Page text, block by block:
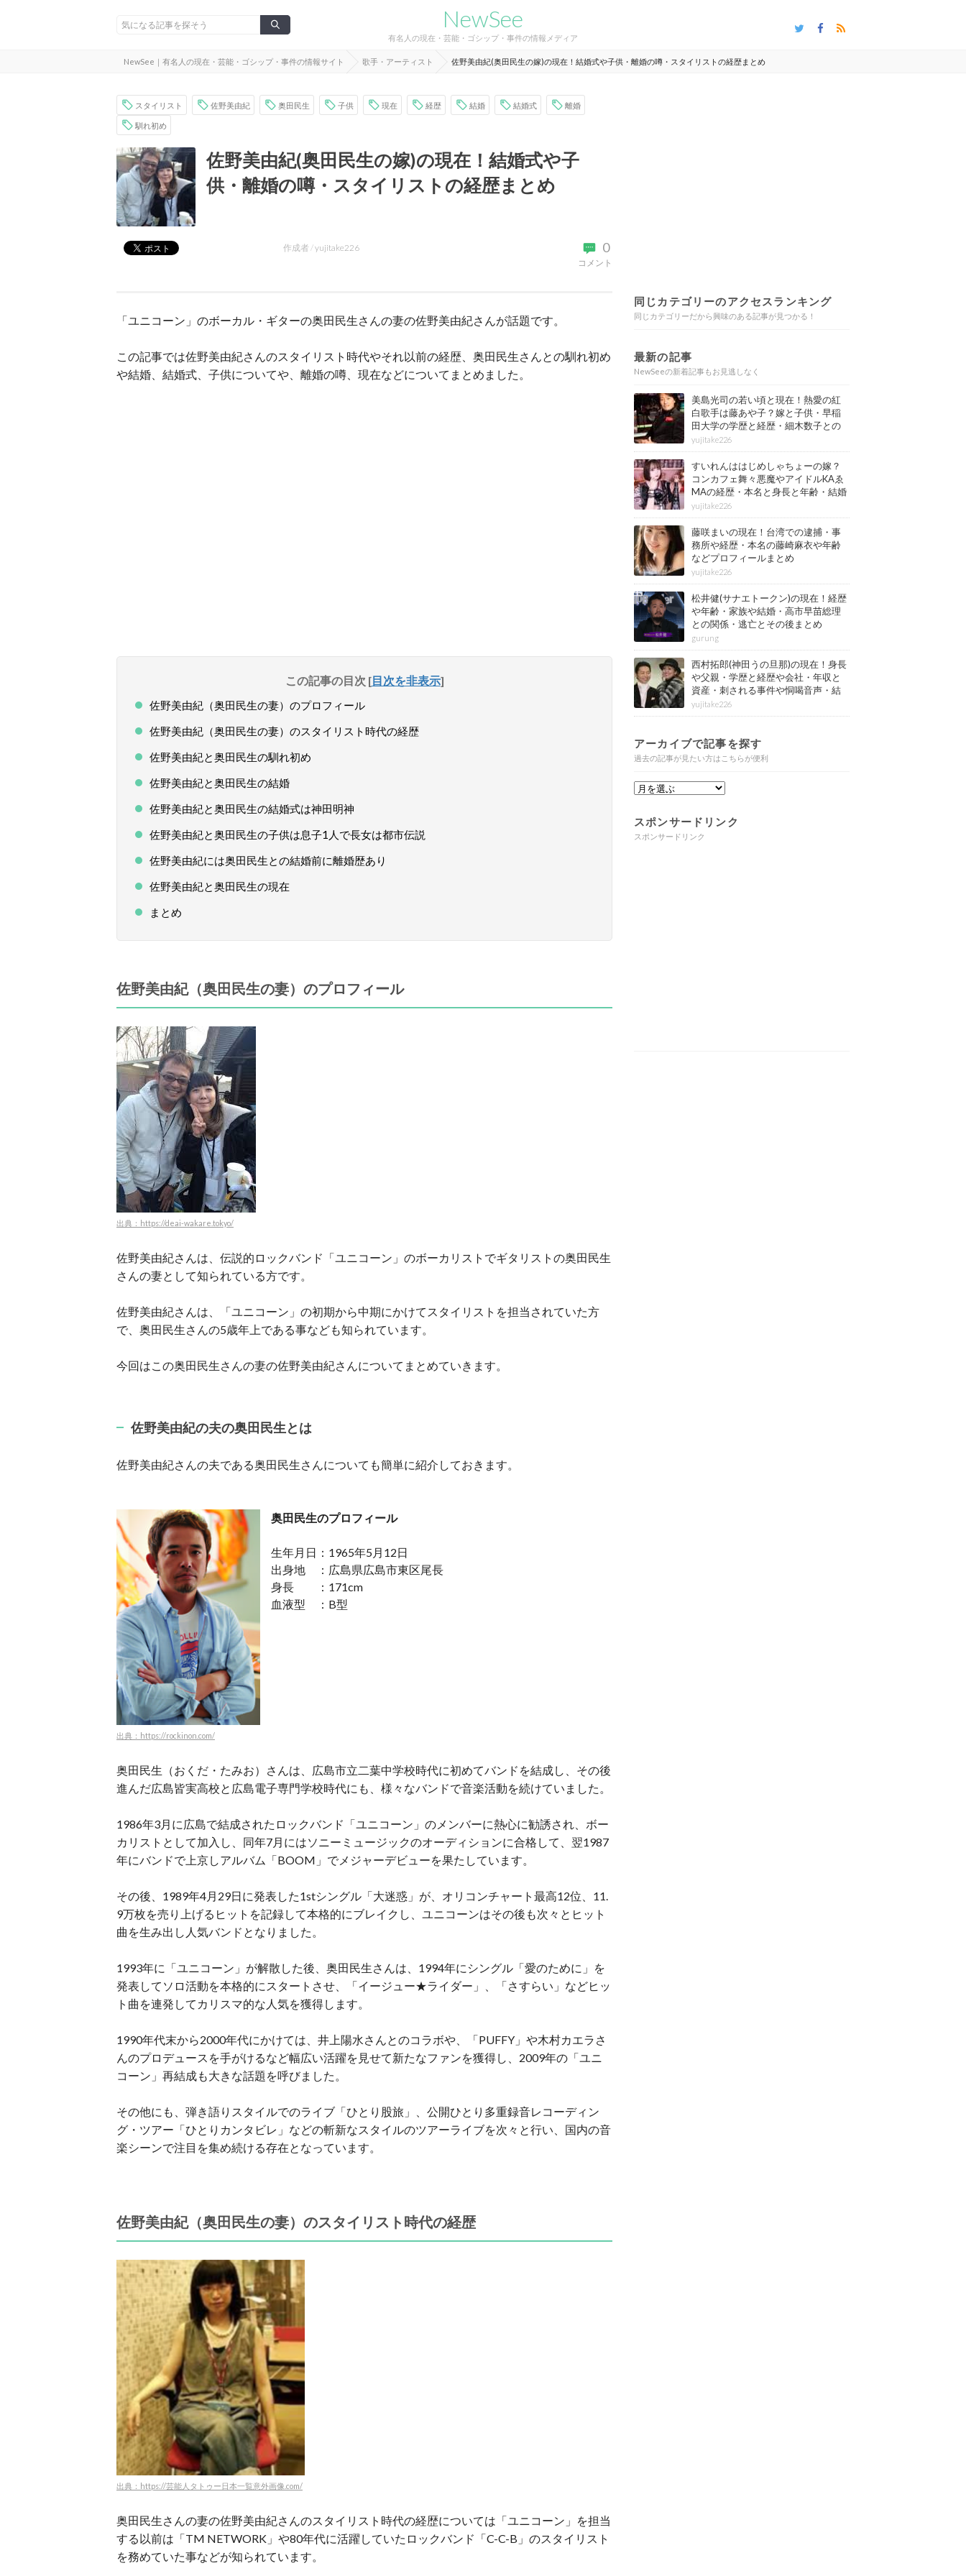
NewSee
有名人の現在・芸能・ゴシップ・事件の情報メディア
NewSee｜有名人の現在・芸能・ゴシップ・事件の情報サイト 歌手・アーティスト 佐野美由紀(奥田民生の嫁)の現在！結婚式や子供・離婚の噂・スタイリストの経歴まとめ
スタイリスト 佐野美由紀 奥田民生 子供 現在 経歴 結婚 結婚式 離婚
馴れ初め
佐野美由紀(奥田民生の嫁)の現在！結婚式や子
供・離婚の噂・スタイリストの経歴まとめ
0
コメント
作成者 /yujitake226
「ユニコーン」のボーカル・ギターの奥田民生さんの妻の佐野美由紀さんが話題です。
この記事では佐野美由紀さんのスタイリスト時代やそれ以前の経歴、奥田民生さんとの馴れ初め
や結婚、結婚式、子供についてや、離婚の噂、現在などについてまとめました。
この記事の目次 [目次を非表示]
佐野美由紀（奥田民生の妻）のプロフィール
佐野美由紀（奥田民生の妻）のスタイリスト時代の経歴
佐野美由紀と奥田民生の馴れ初め
佐野美由紀と奥田民生の結婚
佐野美由紀と奥田民生の結婚式は神田明神
佐野美由紀と奥田民生の子供は息子1人で長女は都市伝説
佐野美由紀には奥田民生との結婚前に離婚歴あり
佐野美由紀と奥田民生の現在
まとめ
佐野美由紀（奥田民生の妻）のプロフィール
出典：https://deai-wakare.tokyo/
佐野美由紀さんは、伝説的ロックバンド「ユニコーン」のボーカリストでギタリストの奥田民生
さんの妻として知られている方です。
佐野美由紀さんは、「ユニコーン」の初期から中期にかけてスタイリストを担当されていた方
で、奥田民生さんの5歳年上である事なども知られています。
今回はこの奥田民生さんの妻の佐野美由紀さんについてまとめていきます。
佐野美由紀の夫の奥田民生とは
佐野美由紀さんの夫である奥田民生さんについても簡単に紹介しておきます。
出典：https://rockinon.com/
奥田民生のプロフィール
生年月日：1965年5月12日
出身地 ：広島県広島市東区尾長
身長 ：171cm
血液型 ：B型
奥田民生（おくだ・たみお）さんは、広島市立二葉中学校時代に初めてバンドを結成し、その後
進んだ広島皆実高校と広島電子専門学校時代にも、様々なバンドで音楽活動を続けていました。
1986年3月に広島で結成されたロックバンド「ユニコーン」のメンバーに熱心に勧誘され、ボー
カリストとして加入し、同年7月にはソニーミュージックのオーディションに合格して、翌1987
年にバンドで上京しアルバム「BOOM」でメジャーデビューを果たしています。
その後、1989年4月29日に発表した1stシングル「大迷惑」が、オリコンチャート最高12位、11.
9万枚を売り上げるヒットを記録して本格的にブレイクし、ユニコーンはその後も次々とヒット
曲を生み出し人気バンドとなりました。
1993年に「ユニコーン」が解散した後、奥田民生さんは、1994年にシングル「愛のために」を
発表してソロ活動を本格的にスタートさせ、「イージュー★ライダー」、「さすらい」などヒッ
ト曲を連発してカリスマ的な人気を獲得します。
1990年代末から2000年代にかけては、井上陽水さんとのコラボや、「PUFFY」や木村カエラさ
んのプロデュースを手がけるなど幅広い活躍を見せて新たなファンを獲得し、2009年の「ユニ
コーン」再結成も大きな話題を呼びました。
その他にも、弾き語りスタイルでのライブ「ひとり股旅」、公開ひとり多重録音レコーディン
グ・ツアー「ひとりカンタビレ」などの斬新なスタイルのツアーライブを次々と行い、国内の音
楽シーンで注目を集め続ける存在となっています。
佐野美由紀（奥田民生の妻）のスタイリスト時代の経歴
出典：https://芸能人タトゥー日本一覧意外画像.com/
奥田民生さんの妻の佐野美由紀さんのスタイリスト時代の経歴については「ユニコーン」を担当
する以前は「TM NETWORK」や80年代に活躍していたロックバンド「C-C-B」のスタイリスト
を務めていた事などが知られています。
同じカテゴリーのアクセスランキング
同じカテゴリーだから興味のある記事が見つかる！
最新の記事
NewSeeの新着記事もお見逃しなく
美島光司の若い頃と現在！熱愛の紅
白歌手は藤あや子？嫁と子供・早稲
田大学の学歴と経歴・細木数子との
確執もまとめ
yujitake226
すいれんははじめしゃちょーの嫁？
コンカフェ舞々悪魔やアイドルKAゑ
MAの経歴・本名と身長と年齢・結婚
情報もまとめ
yujitake226
藤咲まいの現在！台湾での逮捕・事
務所や経歴・本名の藤崎麻衣や年齢
などプロフィールまとめ
yujitake226
松井健(サナエトークン)の現在！経歴
や年齢・家族や結婚・高市早苗総理
との関係・逃亡とその後まとめ
gurung
西村拓郎(神田うの旦那)の現在！身長
や父親・学歴と経歴や会社・年収と
資産・刺される事件や恫喝音声・結
婚と子供や自宅・脳梗塞の病気もま
とめ
yujitake226
アーカイブで記事を探す
過去の記事が見たい方はこちらが便利
スポンサードリンク
スポンサードリンク